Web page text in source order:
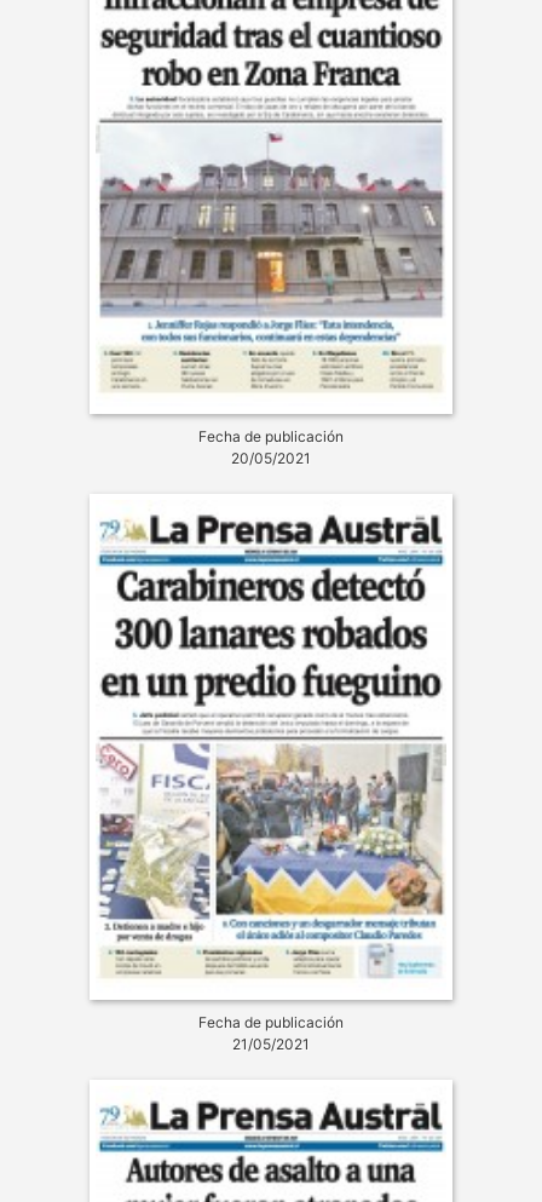
Fecha de publicación
20/05/2021
Fecha de publicación
21/05/2021